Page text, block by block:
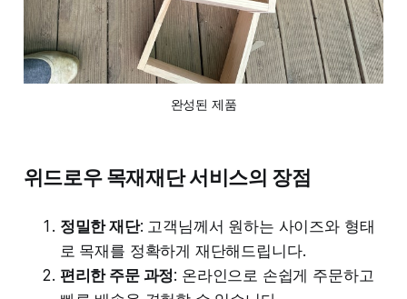
완성된 제품
위드로우 목재재단 서비스의 장점
정밀한 재단: 고객님께서 원하는 사이즈와 형태
로 목재를 정확하게 재단해드립니다.
편리한 주문 과정: 온라인으로 손쉽게 주문하고